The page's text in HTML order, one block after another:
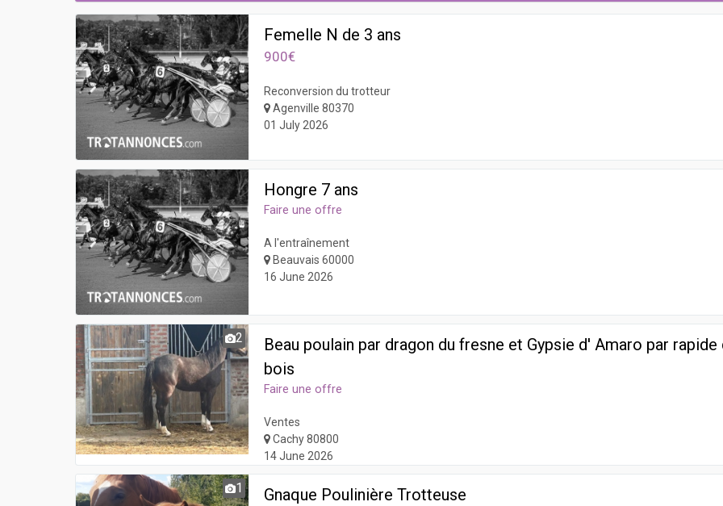
Femelle N de 3 ans
900€
Reconversion du trotteur
Agenville 80370
01 July 2026
Hongre 7 ans
Faire une offre
A l'entraînement
Beauvais 60000
16 June 2026
2
Beau poulain par dragon du fresne et Gypsie d' Amaro par rapide
bois
Faire une offre
Ventes
Cachy 80800
14 June 2026
1 Gnaque Poulinière Trotteuse